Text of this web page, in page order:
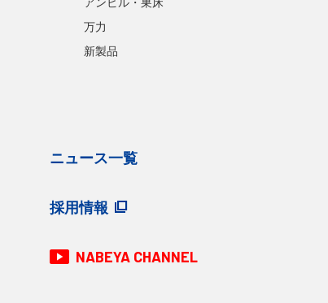
万力
新製品
ニュース一覧
採用情報
NABEYA CHANNEL